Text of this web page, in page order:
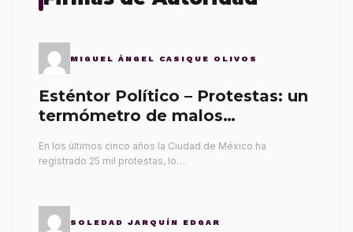
MIGUEL ÁNGEL CASIQUE OLIVOS
Esténtor Político – Protestas: un
termómetro de malos
En los últimos cinco años la Ciudad de México ha
registrado 25 mil protestas, lo…
SOLEDAD JARQUÍN EDGAR